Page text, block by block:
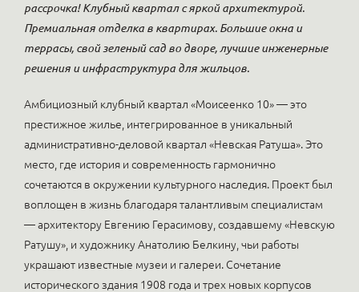
рассрочка! Клубный квартал с яркой архитектурой.
Премиальная отделка в квартирах. Большие окна и
террасы, свой зеленый сад во дворе, лучшие инженерные
решения и инфраструктура для жильцов.
Амбициозный клубный квартал «Моисеенко 10» — это
престижное жилье, интегрированное в уникальный
административно-деловой квартал «Невская Ратуша». Это
место, где история и современность гармонично
сочетаются в окружении культурного наследия. Проект был
воплощен в жизнь благодаря талантливым специалистам
— архитектору Евгению Герасимову, создавшему «Невскую
Ратушу», и художнику Анатолию Белкину, чьи работы
украшают известные музеи и галереи. Сочетание
исторического здания 1908 года и трех новых корпусов